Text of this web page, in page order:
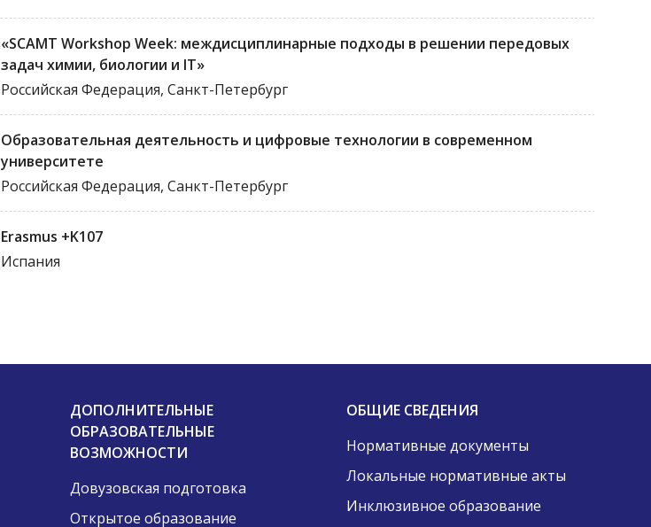
«SСАМТ Workshop Week: междисциплинарные подходы в решении передовых
задач химии, биологии и IT»
Российская Федерация, Санкт-Петербург
Образовательная деятельность и цифровые технологии в современном
университете
Российская Федерация, Санкт-Петербург
Erasmus +K107
Испания
ДОПОЛНИТЕЛЬНЫЕ
ОБРАЗОВАТЕЛЬНЫЕ
ВОЗМОЖНОСТИ
Довузовская подготовка
Открытое образование
ОБЩИЕ СВЕДЕНИЯ
Нормативные документы
Локальные нормативные акты
Инклюзивное образование